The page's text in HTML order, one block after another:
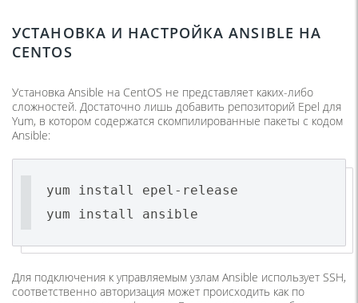
УСТАНОВКА И НАСТРОЙКА ANSIBLE НА
CENTOS
Установка Ansible на CentOS не представляет каких-либо
сложностей. Достаточно лишь добавить репозиторий Epel для
Yum, в котором содержатся скомпилированные пакеты с кодом
Ansible:
yum install epel-release
yum install ansible
Для подключения к управляемым узлам Ansible использует SSH,
соответственно авторизация может происходить как по